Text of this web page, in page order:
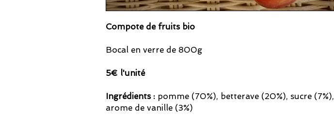
Compote de fruits bio
Bocal en verre de 800g
5€ l'unité
Ingrédients : pomme (70%), betterave (20%), sucre (7%),
arome de vanille (3%)